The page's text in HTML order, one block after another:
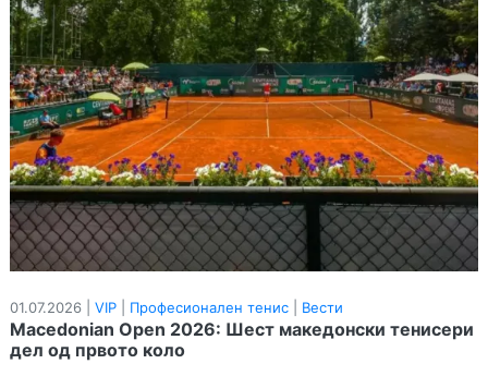
01.07.2026 | VIP Професионален тенис Вести
Macedonian Open 2026: Шест македонски тенисери
дел од првото коло